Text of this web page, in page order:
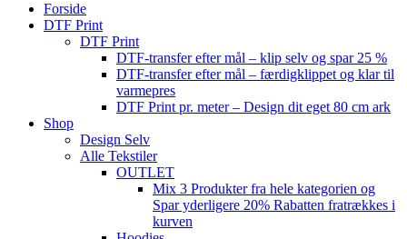
Forside
DTF Print
DTF Print
DTF-transfer efter mål – klip selv og spar 25 %
DTF-transfer efter mål – færdigklippet og klar til
varmepres
DTF Print pr. meter – Design dit eget 80 cm ark
Shop
Design Selv
Alle Tekstiler
OUTLET
Mix 3 Produkter fra hele kategorien og
Spar yderligere 20% Rabatten fratrækkes i
kurven